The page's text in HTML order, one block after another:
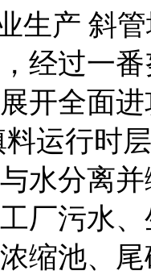
生产 斜
经过一
开全面
运行时
水分离
厂污水
缩池、